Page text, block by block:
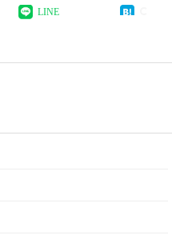
LINE